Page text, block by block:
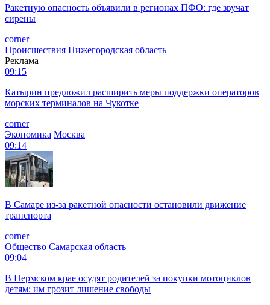
Ракетную опасность объявили в регионах ПФО: где звучат
сирены
corner
Происшествия Нижегородская область
Реклама
09:15
Катырин предложил расширить меры поддержки операторов
морских терминалов на Чукотке
corner
Экономика Москва
09:14
В Самаре из-за ракетной опасности остановили движение
транспорта
corner
Общество Самарская область
09:04
В Пермском крае осудят родителей за покупки мотоциклов
детям: им грозит лишение свободы